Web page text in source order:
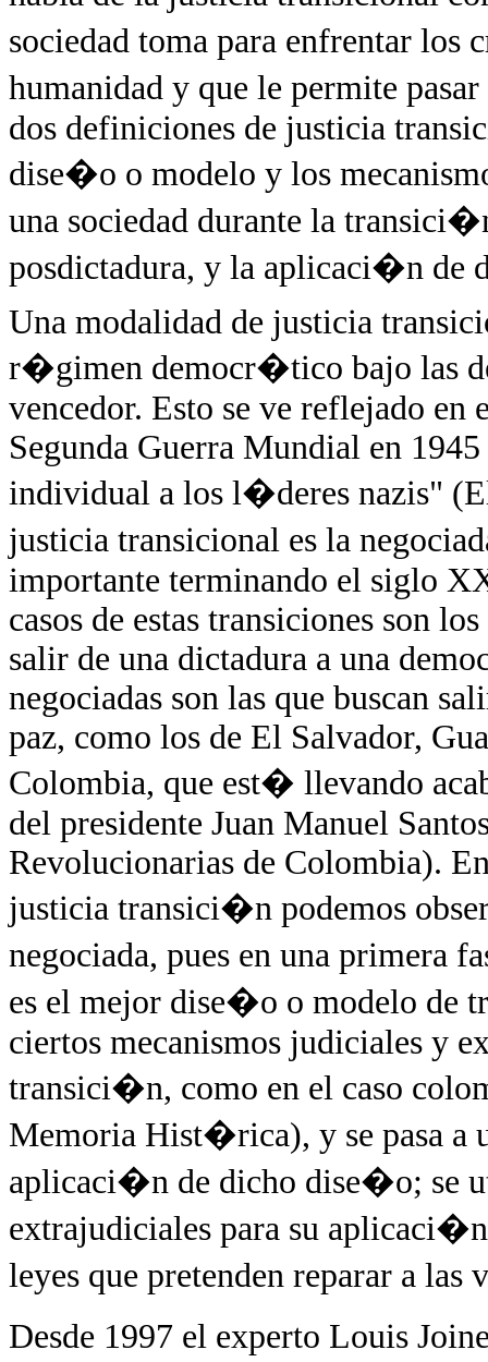
sociedad toma para enfrentar
humanidad y que le permite
dos definiciones de justicia
dise�o o modelo y los
una sociedad durante la
posdictadura, y la aplicaci�n
Una modalidad de justicia
r�gimen democr�tico bajo las
vencedor. Esto se ve reflejado
Segunda Guerra Mundial en
individual a los l�deres nazis"
justicia transicional es la
importante terminando el siglo
casos de estas transiciones son
salir de una dictadura a una
negociadas son las que buscan
paz, como los de El Salvador,
Colombia, que est� llevando
del presidente Juan Manuel
Revolucionarias de Colombia).
justicia transici�n podemos
negociada, pues en una primera
es el mejor dise�o o modelo de
ciertos mecanismos judiciales y
transici�n, como en el caso
Memoria Hist�rica), y se pasa a
aplicaci�n de dicho dise�o; se
extrajudiciales para su
leyes que pretenden reparar a
Desde 1997 el experto Louis